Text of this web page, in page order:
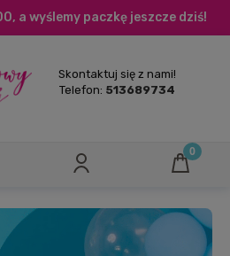
a wyślemy paczkę jeszcze dziś!
Skontaktuj się z nami!
Telefon: 513689734